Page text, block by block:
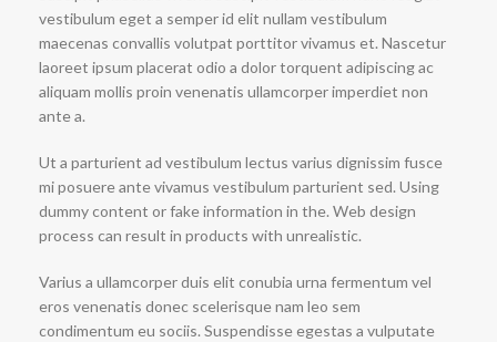
vestibulum eget a semper id elit nullam vestibulum
maecenas convallis volutpat porttitor vivamus et. Nascetur
laoreet ipsum placerat odio a dolor torquent adipiscing ac
aliquam mollis proin venenatis ullamcorper imperdiet non
ante a.
Ut a parturient ad vestibulum lectus varius dignissim fusce
mi posuere ante vivamus vestibulum parturient sed. Using
dummy content or fake information in the. Web design
process can result in products with unrealistic.
Varius a ullamcorper duis elit conubia urna fermentum vel
eros venenatis donec scelerisque nam leo sem
condimentum eu sociis. Suspendisse egestas a vulputate